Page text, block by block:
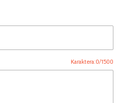
Karaktera:0/1500